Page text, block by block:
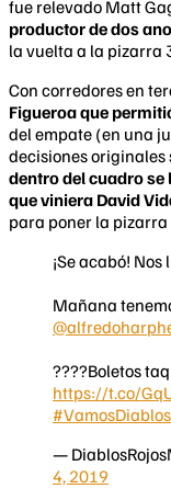
fue relevado Matt
productor de dos
la vuelta a la pizarra
Con corredores en
Figueroa que
del empate (en una
decisiones originales
dentro del cuadro
que viniera David
para poner la
¡Se acabó!
Mañana
????️Boletos
https://t.co/
#VamosDiablos
—
4, 2019